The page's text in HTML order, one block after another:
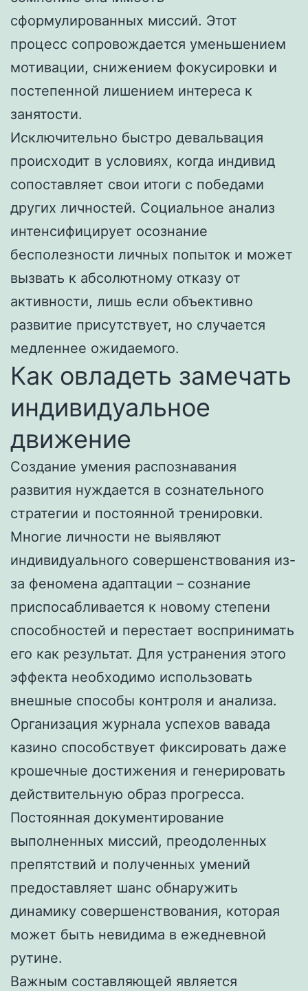
сформулированных миссий. Этот
процесс сопровождается уменьшением
мотивации, снижением фокусировки и
постепенной лишением интереса к
занятости.
Исключительно быстро девальвация
происходит в условиях, когда индивид
сопоставляет свои итоги с победами
других личностей. Социальное анализ
интенсифицирует осознание
бесполезности личных попыток и может
вызвать к абсолютному отказу от
активности, лишь если объективно
развитие присутствует, но случается
медленнее ожидаемого.
Как овладеть замечать
индивидуальное
движение
Создание умения распознавания
развития нуждается в сознательного
стратегии и постоянной тренировки.
Многие личности не выявляют
индивидуального совершенствования из-
за феномена адаптации – сознание
приспосабливается к новому степени
способностей и перестает воспринимать
его как результат. Для устранения этого
эффекта необходимо использовать
внешные способы контроля и анализа.
Организация журнала успехов вавада
казино способствует фиксировать даже
крошечные достижения и генерировать
действительную образ прогресса.
Постоянная документирование
выполненных миссий, преодоленных
препятствий и полученных умений
предоставляет шанс обнаружить
динамику совершенствования, которая
может быть невидима в ежедневной
рутине.
Важным составляющей является